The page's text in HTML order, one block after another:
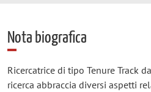
Nota biografica
Ricercatrice di tipo Tenure Track
ricerca abbraccia diversi aspetti